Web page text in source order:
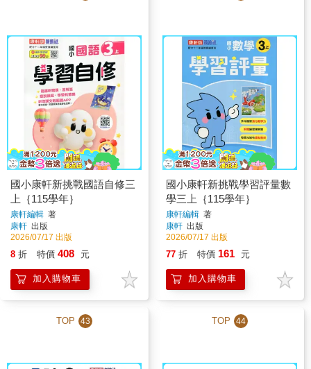
國小康軒新挑戰國語自修三
上｛115學年｝
康軒編輯 著
康軒 出版
2026/07/17 出版
8 折 特價 408 元
加入購物車
國小康軒新挑戰學習評量數
學三上｛115學年｝
康軒編輯 著
康軒 出版
2026/07/17 出版
77 折 特價 161 元
加入購物車
TOP 43 TOP 44